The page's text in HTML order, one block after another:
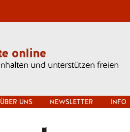
ÜBER UNS NEWSLETTER INFO